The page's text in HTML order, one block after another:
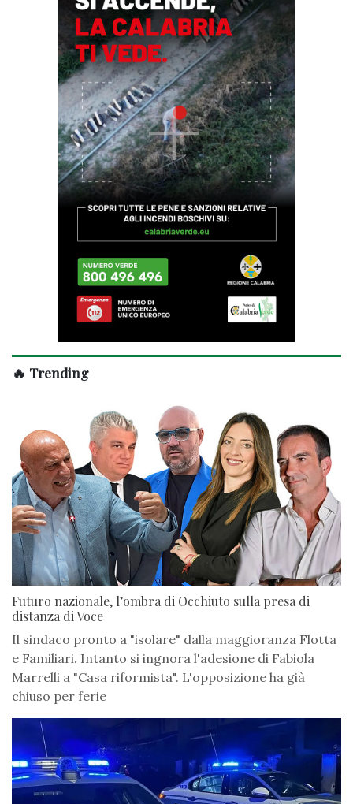
🔥 Trending
Futuro nazionale, l’ombra di Occhiuto sulla presa di
distanza di Voce
Il sindaco pronto a "isolare" dalla maggioranza Flotta
e Familiari. Intanto si ingnora l'adesione di Fabiola
Marrelli a "Casa riformista". L'opposizione ha già
chiuso per ferie